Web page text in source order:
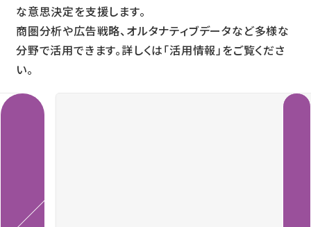
な意思決定を支援します。
商圏分析や広告戦略、オルタナティブデータなど多様な
分野で活用できます。詳しくは「活用情報」をご覧くださ
い。